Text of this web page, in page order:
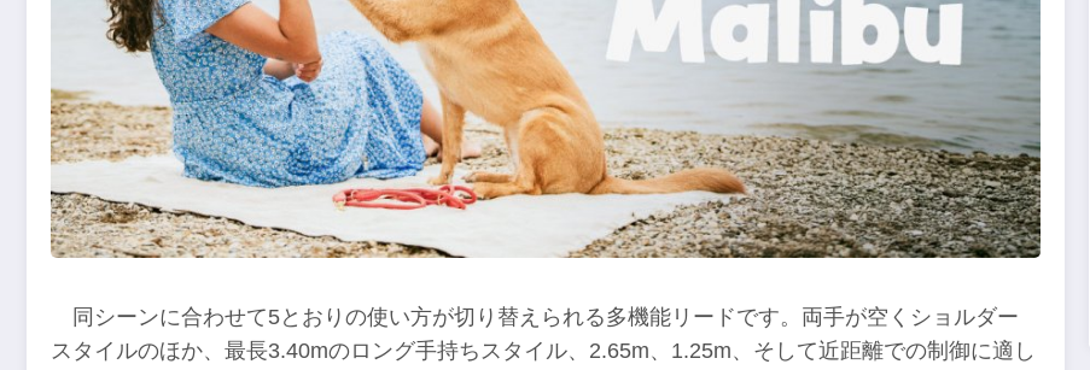
同シーンに合わせて5とおりの使い方が切り替えられる多機能リードです。両手が空くショルダー
スタイルのほか、最長3.40mのロング手持ちスタイル、2.65m、1.25m、そして近距離での制御に適し